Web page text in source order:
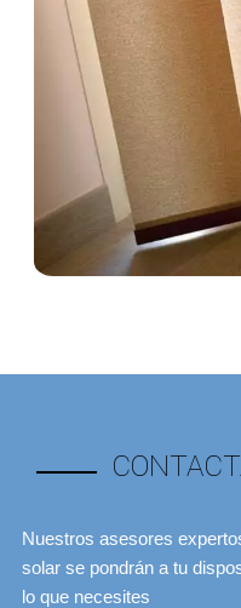
Nuestros asesores
solar se pondrán a tu
lo que necesites